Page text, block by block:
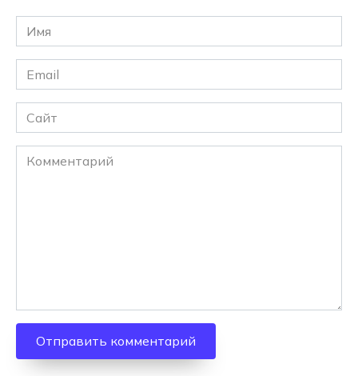
Имя
*
Email
*
Сайт
Комментарий